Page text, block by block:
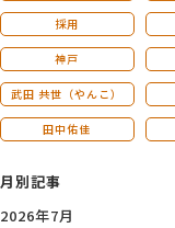
採用
神戸
武田 共世（やんこ）
田中佑佳
月別記事
2026年7月